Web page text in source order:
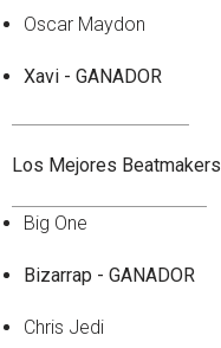
Oscar Maydon
Xavi - GANADOR
Los Mejores Beatmakers
Big One
Bizarrap - GANADOR
Chris Jedi